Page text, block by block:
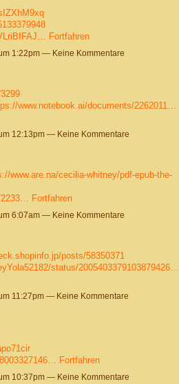
Fortfahren
1:22pm — Keine Kommentare
www.notebook.ai/documents/2262011…
12:13pm — Keine Kommentare
www.are.na/cecilia-whitney/pdf-epub-the-
Fortfahren
6:07am — Keine Kommentare
posts/58350371
status/2005403379103879426…
11:27pm — Keine Kommentare
Fortfahren
10:37pm — Keine Kommentare